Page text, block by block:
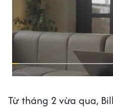
Từ tháng 2 vừa qua,